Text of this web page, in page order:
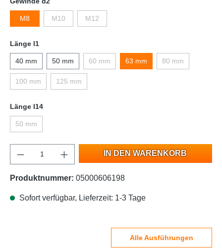
M8 M10 M12
Länge l1
40 mm 50 mm 60 mm 63 mm 80 mm
100 mm 125 mm
Länge l14
50 mm
IN DEN WARENKORB
Produktnummer: 05000606198
Sofort verfügbar, Lieferzeit: 1-3 Tage
Alle Ausführungen